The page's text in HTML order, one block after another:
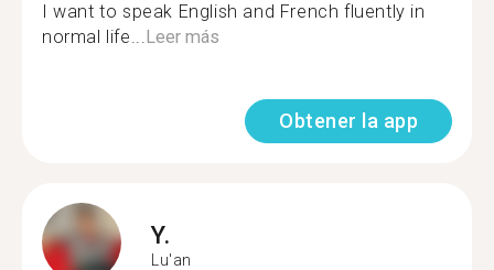
I want to speak English and French fluently in
normal life...Leer más
Obtener la app
Y.
Lu'an